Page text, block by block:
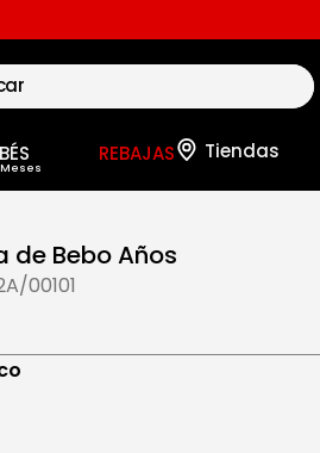
REBAJAS
de Bebo Años
00101